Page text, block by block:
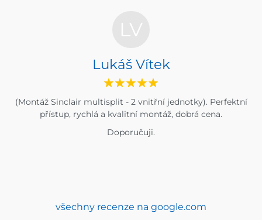
LV
Lukáš Vítek
(Montáž Sinclair multisplit - 2 vnitřní jednotky). Perfektní
přístup, rychlá a kvalitní montáž, dobrá cena.
Doporučuji.
všechny recenze na google.com